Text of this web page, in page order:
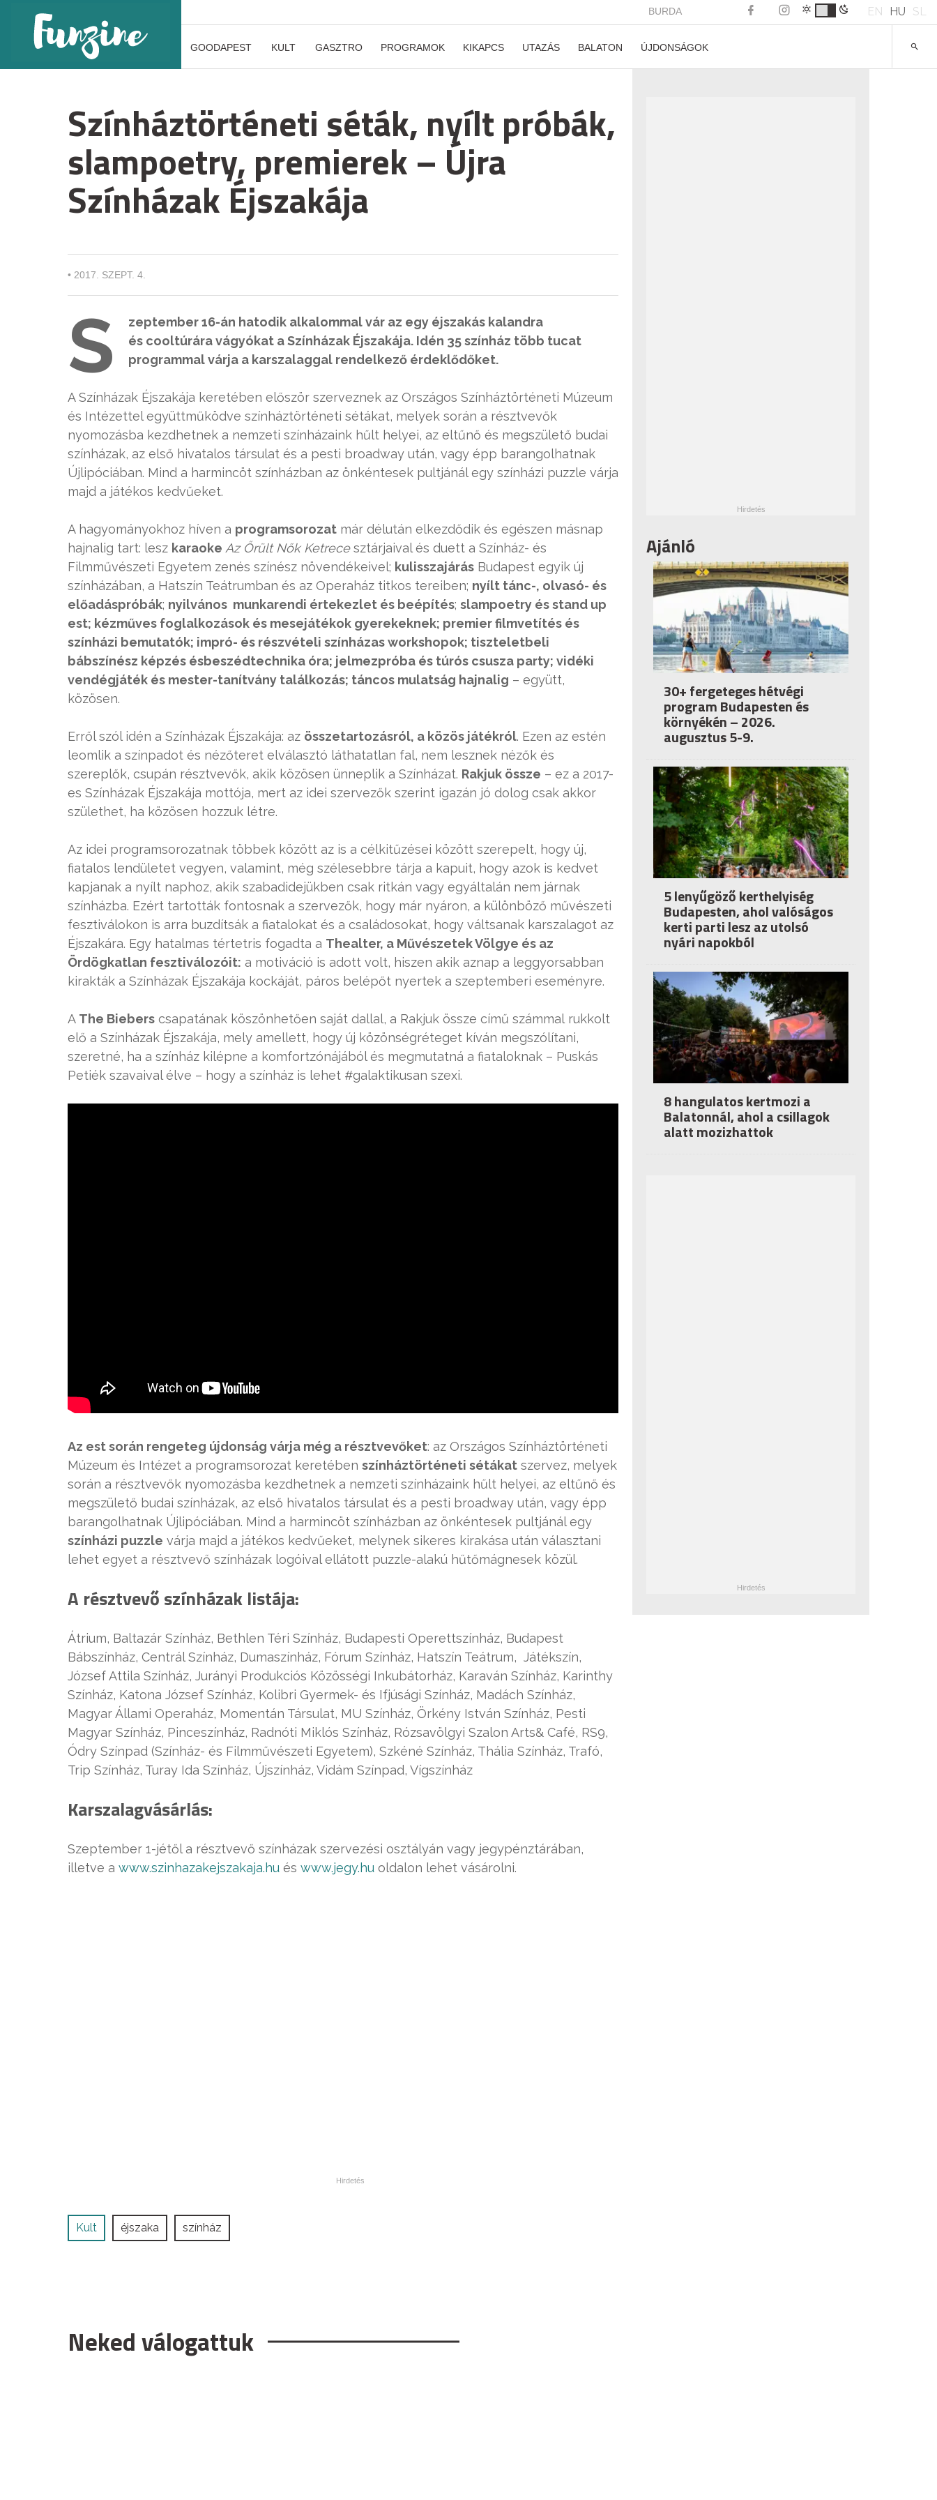
BURDA EN HU SL
GOODAPEST KULT GASZTRO PROGRAMOK KIKAPCS UTAZÁS BALATON ÚJDONSÁGOK
Színháztörténeti séták, nyílt próbák,
slampoetry, premierek – Újra
Színházak Éjszakája
• 2017. SZEPT. 4.
S
zeptember 16-án hatodik alkalommal vár az egy éjszakás kalandra
és cooltúrára vágyókat a Színházak Éjszakája. Idén 35 színház több tucat
programmal várja a karszalaggal rendelkező érdeklődőket.
A Színházak Éjszakája keretében először szerveznek az Országos Színháztörténeti Múzeum
és Intézettel együttműködve színháztörténeti sétákat, melyek során a résztvevők
nyomozásba kezdhetnek a nemzeti színházaink hűlt helyei, az eltűnő és megszülető budai
színházak, az első hivatalos társulat és a pesti broadway után, vagy épp barangolhatnak
Újlipóciában. Mind a harmincöt színházban az önkéntesek pultjánál egy színházi puzzle várja
majd a játékos kedvűeket.
A hagyományokhoz híven a programsorozat már délután elkezdődik és egészen másnap
hajnalig tart: lesz karaoke Az Őrült Nők Ketrecesztárjaival és duett a Színház- és
Filmművészeti Egyetem zenés színész növendékeivel; kulisszajárás Budapest egyik új
színházában, a Hatszín Teátrumban és az Operaház titkos tereiben; nyílt tánc-, olvasó- és
előadáspróbák; nyilvános munkarendi értekezlet és beépítés; slampoetry és stand up
est; kézműves foglalkozások és mesejátékok gyerekeknek; premier filmvetítés és
színházi bemutatók; impró- és részvételi színházas workshopok; tiszteletbeli
bábszínész képzés ésbeszédtechnika óra; jelmezpróba és túrós csusza party; vidéki
vendégjáték és mester-tanítvány találkozás; táncos mulatság hajnalig – együtt,
közösen.
Erről szól idén a Színházak Éjszakája: az összetartozásról, a közös játékról. Ezen az estén
leomlik a színpadot és nézőteret elválasztó láthatatlan fal, nem lesznek nézők és
szereplők, csupán résztvevők, akik közösen ünneplik a Színházat. Rakjuk össze – ez a 2017-
es Színházak Éjszakája mottója, mert az idei szervezők szerint igazán jó dolog csak akkor
születhet, ha közösen hozzuk létre.
Az idei programsorozatnak többek között az is a célkitűzései között szerepelt, hogy új,
fiatalos lendületet vegyen, valamint, még szélesebbre tárja a kapuit, hogy azok is kedvet
kapjanak a nyílt naphoz, akik szabadidejükben csak ritkán vagy egyáltalán nem járnak
színházba. Ezért tartották fontosnak a szervezők, hogy már nyáron, a különböző művészeti
fesztiválokon is arra buzdítsák a fiatalokat és a családosokat, hogy váltsanak karszalagot az
Éjszakára. Egy hatalmas tértetris fogadta a Thealter, a Művészetek Völgye és az
Ördögkatlan fesztiválozóit: a motiváció is adott volt, hiszen akik aznap a leggyorsabban
kirakták a Színházak Éjszakája kockáját, páros belépőt nyertek a szeptemberi eseményre.
A The Biebers csapatának köszönhetően saját dallal, a Rakjuk össze című számmal rukkolt
elő a Színházak Éjszakája, mely amellett, hogy új közönségréteget kíván megszólítani,
szeretné, ha a színház kilépne a komfortzónájából és megmutatná a fiataloknak – Puskás
Petiék szavaival élve – hogy a színház is lehet #galaktikusan szexi.
Az est során rengeteg újdonság várja még a résztvevőket: az Országos Színháztörténeti
Múzeum és Intézet a programsorozat keretében színháztörténeti sétákat szervez, melyek
során a résztvevők nyomozásba kezdhetnek a nemzeti színházaink hűlt helyei, az eltűnő és
megszülető budai színházak, az első hivatalos társulat és a pesti broadway után, vagy épp
barangolhatnak Újlipóciában. Mind a harmincöt színházban az önkéntesek pultjánál egy
színházi puzzle várja majd a játékos kedvűeket, melynek sikeres kirakása után választani
lehet egyet a résztvevő színházak logóival ellátott puzzle-alakú hűtőmágnesek közül.
A résztvevő színházak listája:
Átrium, Baltazár Színház, Bethlen Téri Színház, Budapesti Operettszínház, Budapest
Bábszínház, Centrál Színház, Dumaszínház, Fórum Színház, Hatszín Teátrum, Játékszín,
József Attila Színház, Jurányi Produkciós Közösségi Inkubátorház, Karaván Színház, Karinthy
Színház, Katona József Színház, Kolibri Gyermek- és Ifjúsági Színház, Madách Színház,
Magyar Állami Operaház, Momentán Társulat, MU Színház, Örkény István Színház, Pesti
Magyar Színház, Pinceszínház, Radnóti Miklós Színház, Rózsavölgyi Szalon Arts& Café, RS9,
Ódry Színpad (Színház- és Filmművészeti Egyetem), Szkéné Színház, Thália Színház, Trafó,
Trip Színház, Turay Ida Színház, Újszínház, Vidám Színpad, Vígszínház
Karszalagvásárlás:
Szeptember 1-jétől a résztvevő színházak szervezési osztályán vagy jegypénztárában,
illetve a www.szinhazakejszakaja.hu és www.jegy.hu oldalon lehet vásárolni.
Kult éjszaka színház
Neked válogattuk
Ajánló
30+ fergeteges hétvégi
program Budapesten és
környékén – 2026.
augusztus 5-9.
5 lenyűgöző kerthelyiség
Budapesten, ahol valóságos
kerti parti lesz az utolsó
nyári napokból
8 hangulatos kertmozi a
Balatonnál, ahol a csillagok
alatt mozizhattok